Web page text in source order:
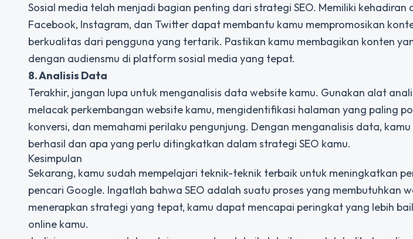
Sosial media telah menjadi bagian penting dari strategi SEO. Memiliki kehadiran
Facebook, Instagram, dan Twitter dapat membantu kamu mempromosikan
berkualitas dari pengguna yang tertarik. Pastikan kamu membagikan konten
dengan audiensmu di platform sosial media yang tepat.
8. Analisis Data
Terakhir, jangan lupa untuk menganalisis data website kamu. Gunakan alat
melacak perkembangan website kamu, mengidentifikasi halaman yang paling
konversi, dan memahami perilaku pengunjung. Dengan menganalisis data,
berhasil dan apa yang perlu ditingkatkan dalam strategi SEO kamu.
Kesimpulan
Sekarang, kamu sudah mempelajari teknik-teknik terbaik untuk meningkatkan
pencari Google. Ingatlah bahwa SEO adalah suatu proses yang membutuhkan
menerapkan strategi yang tepat, kamu dapat mencapai peringkat yang lebih
online kamu.